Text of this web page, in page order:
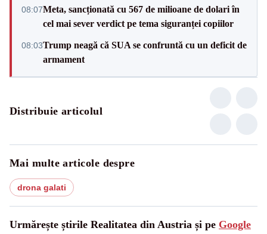
08:07Meta, sancționată cu 567 de milioane de dolari în
cel mai sever verdict pe tema siguranței copiilor
08:03Trump neagă că SUA se confruntă cu un deficit de
armament
Distribuie articolul
Mai multe articole despre
drona galati
Urmărește știrile Realitatea din Austria și pe Google